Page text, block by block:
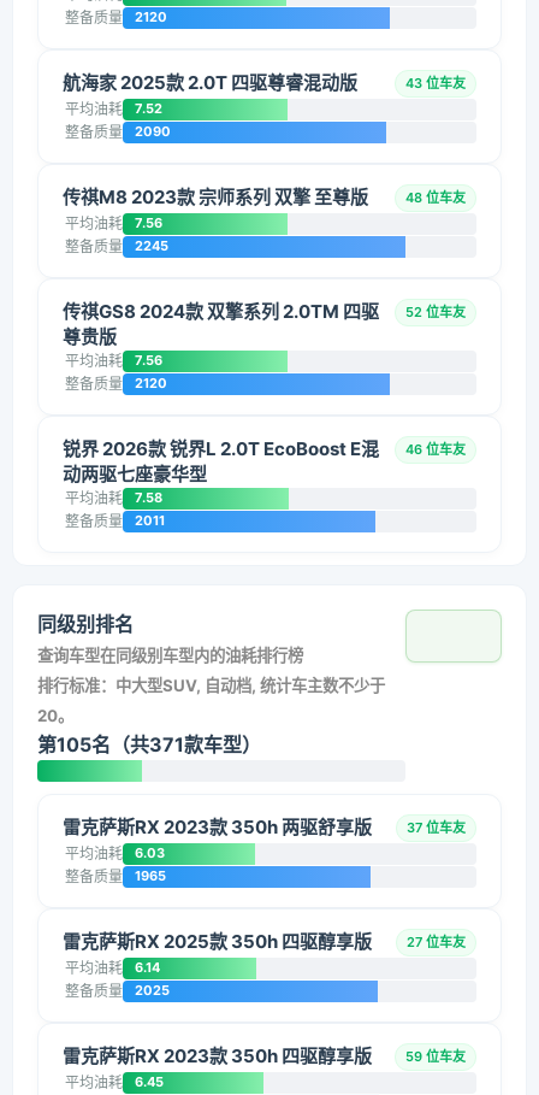
整备质量 2120
航海家 2025款 2.0T 四驱尊睿混动版 43 位车友
平均油耗 7.52
整备质量 2090
传祺M8 2023款 宗师系列 双擎 至尊版 48 位车友
平均油耗 7.56
整备质量 2245
传祺GS8 2024款 双擎系列 2.0TM 四驱
尊贵版
52 位车友
平均油耗 7.56
整备质量 2120
锐界 2026款 锐界L 2.0T EcoBoost E混
动两驱七座豪华型
46 位车友
平均油耗 7.58
整备质量 2011
同级别排名
查询车型在同级别车型内的油耗排行榜
排行标准：中大型SUV, 自动档, 统计车主数不少于
20。
第105名（共371款车型）
雷克萨斯RX 2023款 350h 两驱舒享版 37 位车友
平均油耗 6.03
整备质量 1965
雷克萨斯RX 2025款 350h 四驱醇享版 27 位车友
平均油耗 6.14
整备质量 2025
雷克萨斯RX 2023款 350h 四驱醇享版 59 位车友
平均油耗 6.45